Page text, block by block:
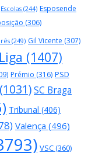
Escolas (244) Esposende
(306)
(249) Gil Vicente (307)
(1407)
Prémio (316) PSD
(1031)SC Braga
Tribunal (406)
Valença (496)
VSC(360)